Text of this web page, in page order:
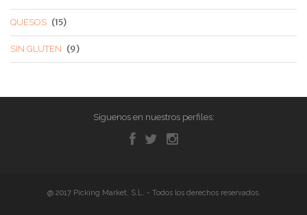
QUESOS (15)
SIN GLUTEN (9)
Síguenos en nuestros perfiles:
@ 2017 Picking Market, S.L. - Todos los derechos reservados.